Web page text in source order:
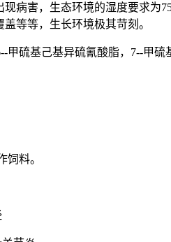
害，生态环境的湿度要求为
等等，生长环境极其苛刻。
硫基己基异硫氰酸脂，7--甲硫
料。